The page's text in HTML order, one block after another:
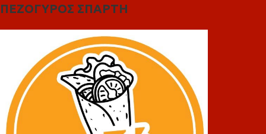
ΠΕΖΟΓΥΡΟΣ ΣΠΑΡΤΗ